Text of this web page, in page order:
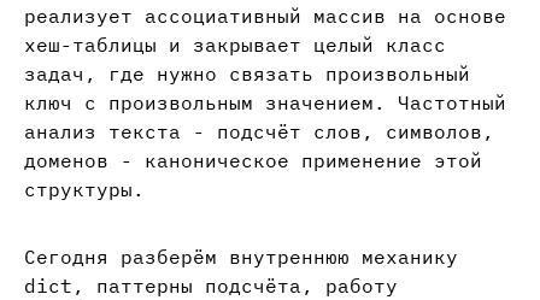
реализует ассоциативный массив на основе
хеш-таблицы и закрывает целый класс
задач, где нужно связать произвольный
ключ с произвольным значением. Частотный
анализ текста - подсчёт слов, символов,
доменов - каноническое применение этой
структуры.
Сегодня разберём внутреннюю механику
dict, паттерны подсчёта, работу